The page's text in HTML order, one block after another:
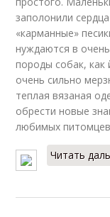
заполонили
«карманные»
нуждаются в
породы собак, как
очень сильно
теплая вязаная
обрести новые
любимых
Читать